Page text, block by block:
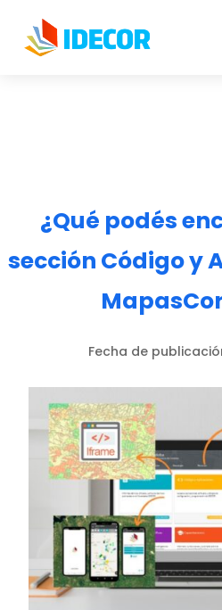
¿Qué podés
sección Código y
Fecha de